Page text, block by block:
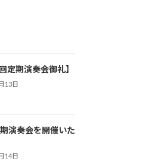
定期演奏会御礼】
13日
演奏会を開催いた
14日